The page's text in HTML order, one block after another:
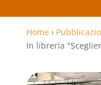
Home ›
In libreria